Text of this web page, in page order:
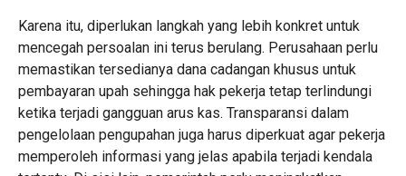
Karena itu, diperlukan langkah yang lebih konkret untuk
mencegah persoalan ini terus berulang. Perusahaan perlu
memastikan tersedianya dana cadangan khusus untuk
pembayaran upah sehingga hak pekerja tetap terlindungi
ketika terjadi gangguan arus kas. Transparansi dalam
pengelolaan pengupahan juga harus diperkuat agar pekerja
memperoleh informasi yang jelas apabila terjadi kendala